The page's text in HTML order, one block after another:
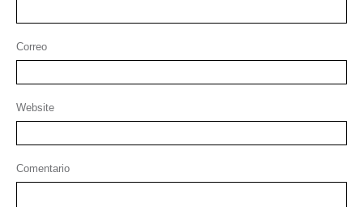
Correo
Website
Comentario